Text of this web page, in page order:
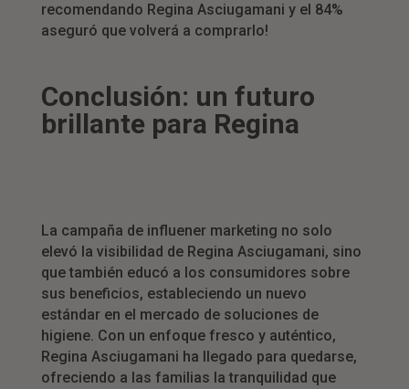
recomendando Regina Asciugamani y el 84%
aseguró que volverá a comprarlo!
Conclusión: un futuro
brillante para Regina
La campaña de influener marketing no solo
elevó la visibilidad de Regina Asciugamani, sino
que también educó a los consumidores sobre
sus beneficios, estableciendo un nuevo
estándar en el mercado de soluciones de
higiene. Con un enfoque fresco y auténtico,
Regina Asciugamani ha llegado para quedarse,
ofreciendo a las familias la tranquilidad que